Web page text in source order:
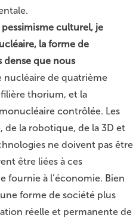
culturel, je
la forme de
dense que nous
nucléaire de quatrième
thorium, et la
contrôlée. Les
la robotique, de la 3D et
ne doivent pas être
être liées à ces
fournie à l’économie. Bien
forme de société plus
réelle et permanente de